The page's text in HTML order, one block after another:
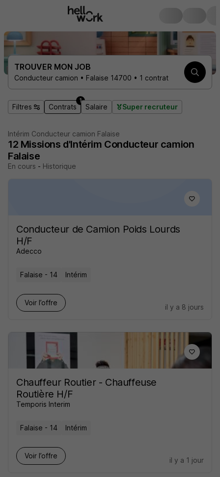
TROUVER MON JOB
Conducteur camion • Falaise 14700 • 1 contrat
Filtres Contrats
1
Salaire Super recruteur
Intérim Conducteur camion Falaise
12 Missions d'Intérim Conducteur camion
Falaise
En cours - Historique
Conducteur de Camion Poids Lourds
H/F
Adecco
Falaise - 14 Intérim
Voir l’offre
il y a 8 jours
Chauffeur Routier - Chauffeuse
Routière H/F
Temporis Interim
Falaise - 14 Intérim
Voir l’offre
il y a 1 jour